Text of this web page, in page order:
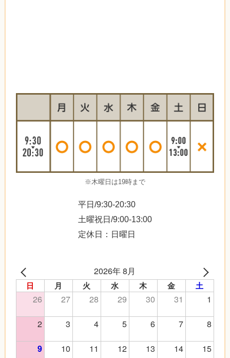
※木曜日は19時まで
平日/9:30-20:30
土曜祝日/9:00-13:00
定休日：日曜日
2026年 8月
日 月 火 水 木 金 土
26 27 28 29 30 31
1
2
3 4 5 6 7 8
9 10 11 12 13 14
15